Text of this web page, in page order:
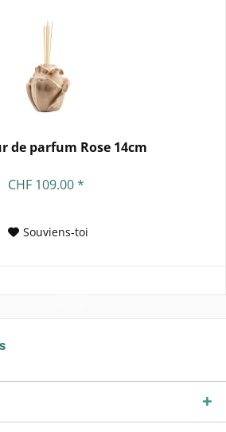
de parfum Rose 14cm
CHF 109.00 *
Souviens-toi